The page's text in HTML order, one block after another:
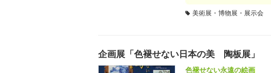
美術展・博物展・展示会
企画展「色褪せない日本の美 陶板展」
色褪せない永遠の絵画